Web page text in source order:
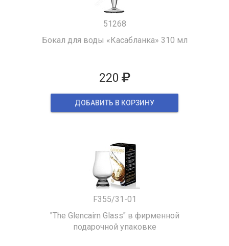
51268
Бокал для воды «Касабланка» 310 мл
220
ДОБАВИТЬ В КОРЗИНУ
F355/31-01
"The Glencairn Glass" в фирменной
подарочной упаковке